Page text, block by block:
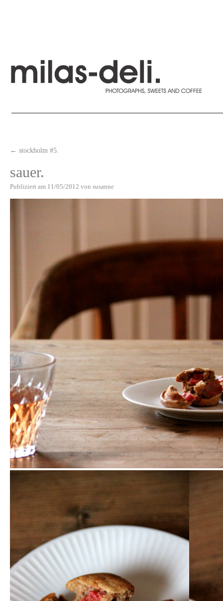
← stockholm #5.
sauer.
Publiziert am 11/05/2012 von susanne